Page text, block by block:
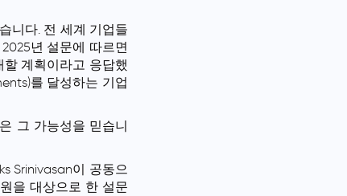
니다. 전 세계 기업들
년 설문에 따르면
할 계획이라고 응답했
를 달성하는 기업
그 가능성을 믿습니
Srinivasan이 공동으
을 대상으로 한 설문